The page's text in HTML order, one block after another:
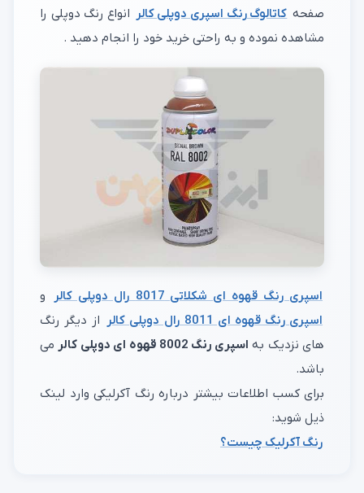
صفحه کاتالوگ رنگ اسپری دوپلی کالر انواع رنگ دوپلی را
مشاهده نموده و به راحتی خرید خود را انجام دهید .
اسپری رنگ قهوه ای شکلاتی 8017 رال دوپلی کالر
و
اسپری رنگ قهوه ای 8011 رال دوپلی کالر
از دیگر رنگ
های نزدیک به اسپری رنگ 8002 قهوه ای دوپلی کالر
می
باشد.
برای کسب اطلاعات بیشتر درباره رنگ آکرلیکی وارد لینک
ذیل شوید:
رنگ آکرلیک چیست؟